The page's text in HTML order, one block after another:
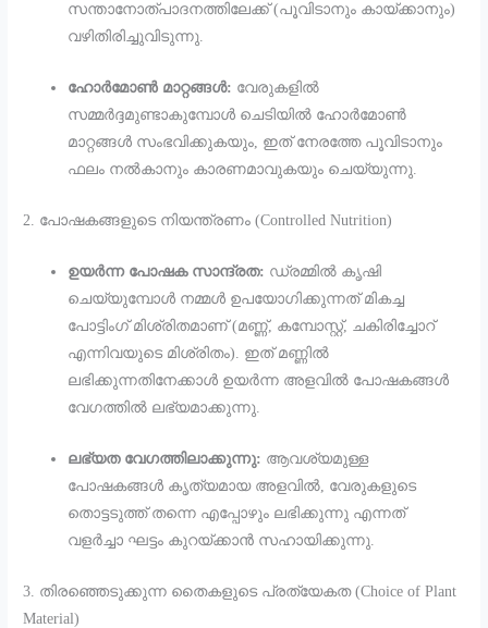
സന്താനോത്പാദനത്തിലേക്ക് (പൂവിടാനും കായ്ക്കാനും)
വഴിതിരിച്ചുവിടുന്നു.
ഹോർമോൺ മാറ്റങ്ങൾ: വേരുകളിൽ
സമ്മർദ്ദമുണ്ടാകുമ്പോൾ ചെടിയിൽ ഹോർമോൺ
മാറ്റങ്ങൾ സംഭവിക്കുകയും, ഇത് നേരത്തേ പൂവിടാനും
ഫലം നൽകാനും കാരണമാവുകയും ചെയ്യുന്നു.
2. പോഷകങ്ങളുടെ നിയന്ത്രണം (Controlled Nutrition)
ഉയർന്ന പോഷക സാന്ദ്രത: ഡ്രമ്മിൽ കൃഷി
ചെയ്യുമ്പോൾ നമ്മൾ ഉപയോഗിക്കുന്നത് മികച്ച
പോട്ടിംഗ് മിശ്രിതമാണ് (മണ്ണ്, കമ്പോസ്റ്റ്, ചകിരിച്ചോറ്
എന്നിവയുടെ മിശ്രിതം). ഇത് മണ്ണിൽ
ലഭിക്കുന്നതിനേക്കാൾ ഉയർന്ന അളവിൽ പോഷകങ്ങൾ
വേഗത്തിൽ ലഭ്യമാക്കുന്നു.
ലഭ്യത വേഗത്തിലാക്കുന്നു: ആവശ്യമുള്ള
പോഷകങ്ങൾ കൃത്യമായ അളവിൽ, വേരുകളുടെ
തൊട്ടടുത്ത് തന്നെ എപ്പോഴും ലഭിക്കുന്നു എന്നത്
വളർച്ചാ ഘട്ടം കുറയ്ക്കാൻ സഹായിക്കുന്നു.
3. തിരഞ്ഞെടുക്കുന്ന തൈകളുടെ പ്രത്യേകത (Choice of Plant
Material)